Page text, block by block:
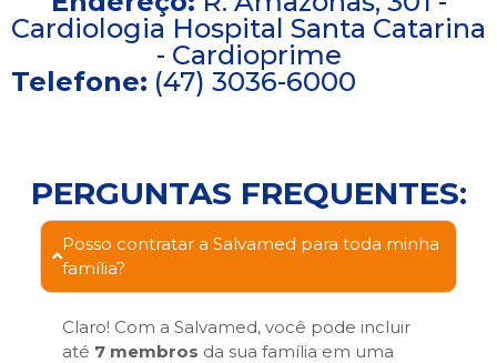
Cardiologia Hospital Santa Catarina
- Cardioprime
Telefone: (47) 3036-6000
PERGUNTAS FREQUENTES:
Posso contratar a Salvamed para toda minha
família?
Claro! Com a Salvamed, você pode incluir
até 7 membros da sua família em uma